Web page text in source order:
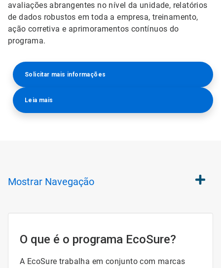
avaliações abrangentes no nível da unidade, relatórios
de dados robustos em toda a empresa, treinamento,
ação corretiva e aprimoramentos contínuos do
programa.
Solicitar mais informações
Leia mais
Mostrar Navegação
O que é o programa EcoSure?
A EcoSure trabalha em conjunto com marcas